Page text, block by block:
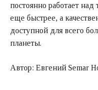
постоянно работает
еще быстрее, а
доступной для всего
планеты.
Автор: Евгений Semar